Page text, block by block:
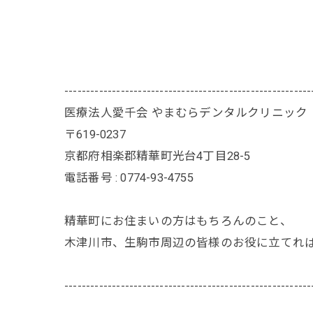
医療法人愛千会 やまむらデンタルクリニック
〒619-0237
京都府相楽郡精華町光台4丁目28-5
電話番号 : 0774-93-4755
精華町にお住まいの方はもちろんのこと、
木津川市、生駒市周辺の皆様のお役に立てれ